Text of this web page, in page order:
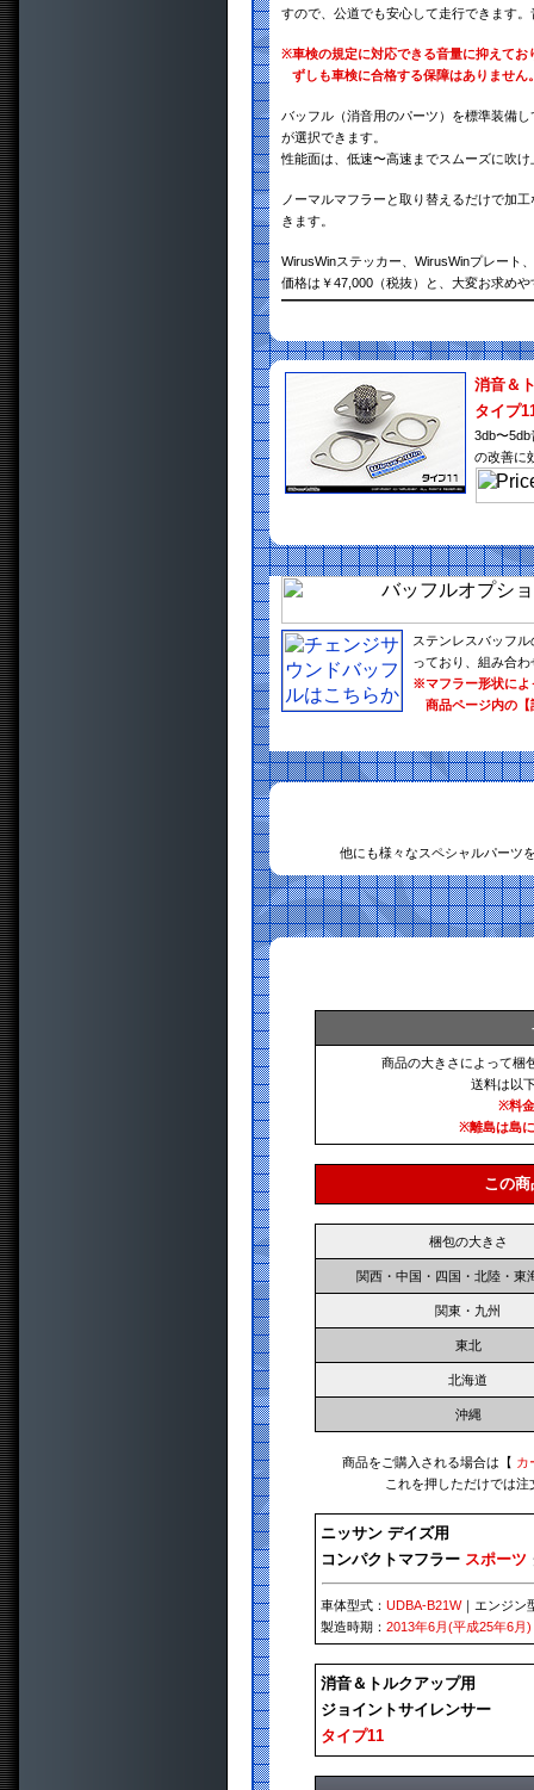
すので、公道でも安心して走行できます
※車検の規定に対応できる音量に抑えて
ずしも車検に合格する保障はありませ
バッフル（消音用のパーツ）を標準装備
が選択できます。
性能面は、低速〜高速までスムーズに吹
ノーマルマフラーと取り替えるだけで加
きます。
WirusWinステッカー、WirusWinプレート
価格は￥47,000（税抜）と、大変お求め
消音＆
タイプ
3db〜
の改善に
ステンレスバッフ
っており、組み合
※マフラー形状によ
商品ページ内の【
他にも様々なスペシャルパーツ
商品の大きさによって梱
送料は以
※料
※離島は島
この
梱包の大きさ
関西・中国・四国・北陸・東
関東・九州
東北
北海道
沖縄
商品をご購入される場合は【 カ
これを押しただけでは
ニッサン デイズ用
コンパクトマフラー スポーツ
車体型式：UDBA-B21W｜エンジン
製造時期：2013年6月(平成25年6月)
消音＆トルクアップ用
ジョイントサイレンサー
タイプ11